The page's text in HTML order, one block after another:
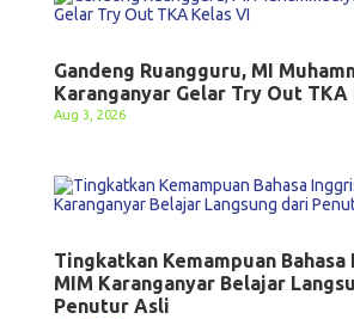
Gandeng Ruangguru, MI
Karanganyar Gelar Try Out TKA
Aug 3, 2026
Tingkatkan Kemampuan Bahasa
MIM Karanganyar Belajar
Penutur Asli